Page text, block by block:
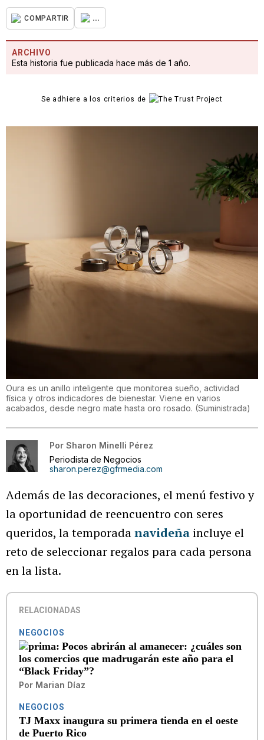
COMPARTIR ...
ARCHIVO
Esta historia fue publicada hace más de 1 año.
Se adhiere a los criterios de
Oura es un anillo inteligente que monitorea sueño, actividad
física y otros indicadores de bienestar. Viene en varios
acabados, desde negro mate hasta oro rosado. (Suministrada)
Por Sharon Minelli Pérez
Periodista de Negocios
sharon.perez@gfrmedia.com
Además de las decoraciones, el menú festivo y
la oportunidad de reencuentro con seres
queridos, la temporadanavideña incluye el
reto de seleccionar regalos para cada persona
en la lista.
RELACIONADAS
NEGOCIOS
Pocos abrirán al amanecer: ¿cuáles son
los comercios que madrugarán este año para el
“Black Friday”?
Por Marian Díaz
NEGOCIOS
TJ Maxx inaugura su primera tienda en el oeste
de Puerto Rico